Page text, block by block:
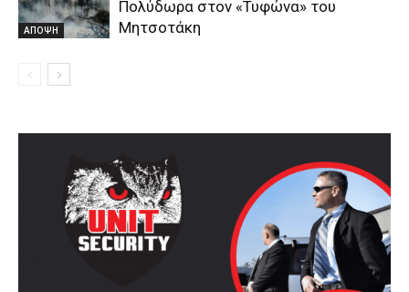
ΑΠΟΨΗ
Πολύδωρα στον «Τυφώνα» του
Μητσοτάκη